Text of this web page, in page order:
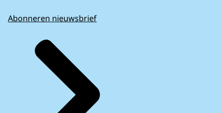
Abonneren nieuwsbrief